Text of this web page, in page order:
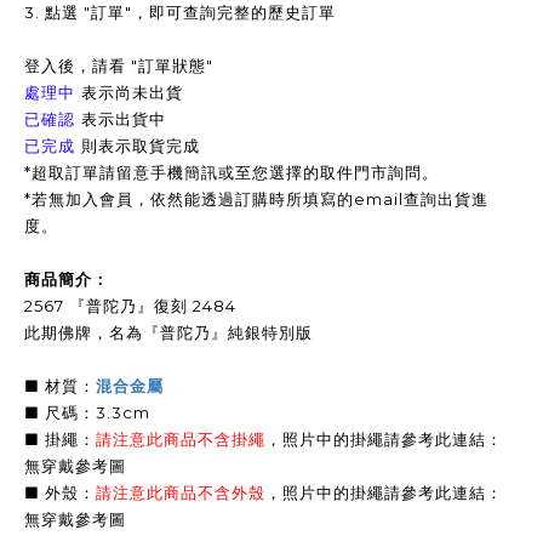
3. 點選 "訂單"，即可查詢完整的歷史訂單
登入後，請看 "訂單狀態"
處理中 表示尚未出貨
已確認 表示出貨中
已完成 則表示取貨完成
*超取訂單請留意手機簡訊或至您選擇的取件門市詢問。
*若無加入會員，依然能透過訂購時所填寫的email查詢出貨進
度。
商品簡介：
2567 『普陀乃』復刻 2484
此期佛牌，名為『普陀乃』純銀特別版
■ 材質： 混合金屬
■ 尺碼：3.3cm
■ 掛繩： 請注意此商品不含掛繩 ， 照片中的掛繩請參考此連結：
無穿戴參考圖
■ 外殼： 請注意此商品不含外殼 ， 照片中的掛繩請參考此連結：
無穿戴參考圖